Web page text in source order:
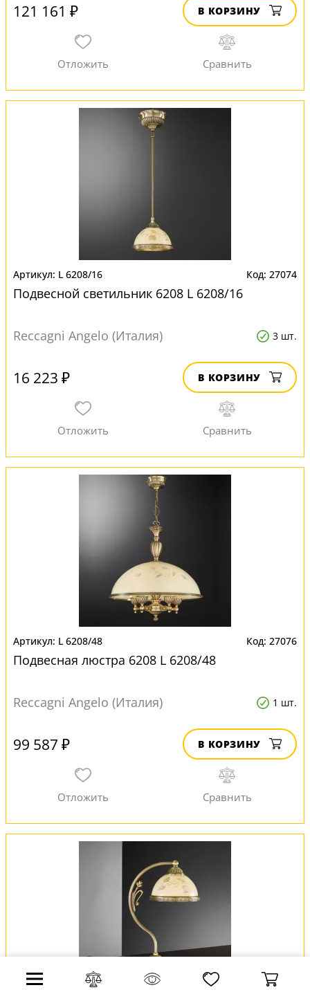
121 161 ₽ В КОРЗИНУ
L 6208/16 27074
Подвесной светильник 6208 L 6208/16
Reccagni Angelo (Италия) 3 шт.
16 223 ₽ В КОРЗИНУ
L 6208/48 27076
Подвесная люстра 6208 L 6208/48
Reccagni Angelo (Италия) 1 шт.
99 587 ₽ В КОРЗИНУ